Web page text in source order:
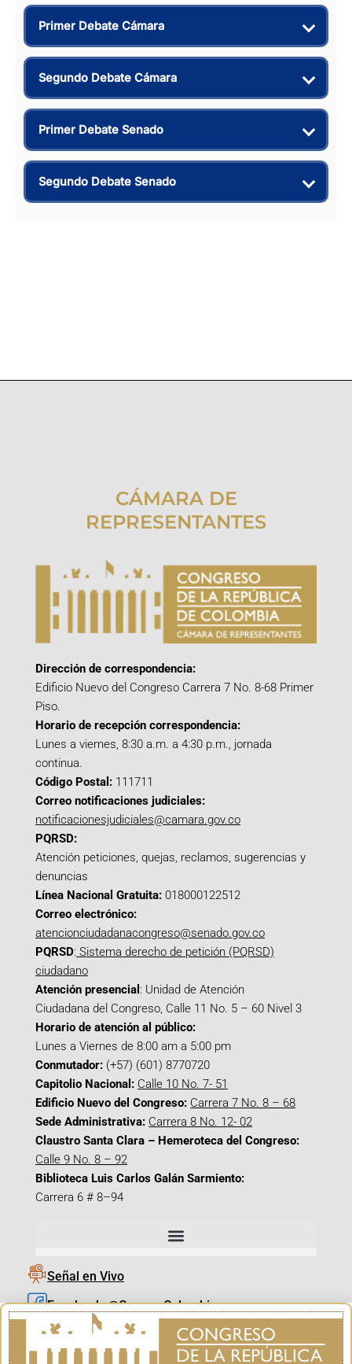
Primer Debate Cámara
Segundo Debate Cámara
Primer Debate Senado
Segundo Debate Senado
CÁMARA DE
REPRESENTANTES
Dirección de correspondencia:
Edificio Nuevo del Congreso Carrera 7 No. 8-68 Primer
Piso.
Horario de recepción correspondencia:
Lunes a viernes, 8:30 a.m. a 4:30 p.m., jornada
continua.
Código Postal: 111711
Correo notificaciones judiciales:
notificacionesjudiciales@camara.gov.co
PQRSD:
Atención peticiones, quejas, reclamos, sugerencias y
denuncias
Línea Nacional Gratuita: 018000122512
Correo electrónico:
atencionciudadanacongreso@senado.gov.co
PQRSD: Sistema derecho de petición (PQRSD)
ciudadano
Atención presencial : Unidad de Atención
Ciudadana del Congreso, Calle 11 No. 5 – 60 Nivel 3
Horario de atención al público:
Lunes a Viernes de 8:00 am a 5:00 pm
Conmutador: (+57) (601) 8770720
Capitolio Nacional: Calle 10 No. 7- 51
Edificio Nuevo del Congreso: Carrera 7 No. 8 – 68
Sede Administrativa: Carrera 8 No. 12- 02
Claustro Santa Clara – Hemeroteca del Congreso:
Calle 9 No. 8 – 92
Biblioteca Luis Carlos Galán Sarmiento:
Carrera 6 # 8–94
Señal en Vivo
Facebook_@CamaraColombia
Instagram_@CamaraColombia